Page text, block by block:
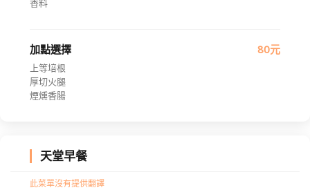
香料
加點選擇 80元
上等培根
厚切火腿
煙燻香腸
天堂早餐
此菜單沒有提供翻譯